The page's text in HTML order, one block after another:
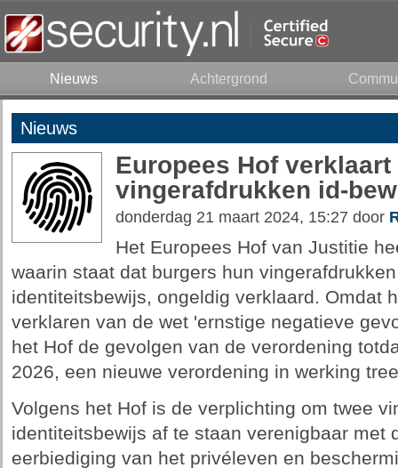
Nieuws Achtergrond
Nieuws
Europees Hof
vingerafdrukken id-
donderdag 21 maart 2024, 15:27 door
Het Europees Hof van Justitie
waarin staat dat burgers hun
identiteitsbewijs, ongeldig verklaard. Omdat
verklaren van de wet 'ernstige negatieve
het Hof de gevolgen van de verordening
2026, een nieuwe verordening in werking
Volgens het Hof is de verplichting om twee
identiteitsbewijs af te staan verenigbaar met
eerbiediging van het privéleven en